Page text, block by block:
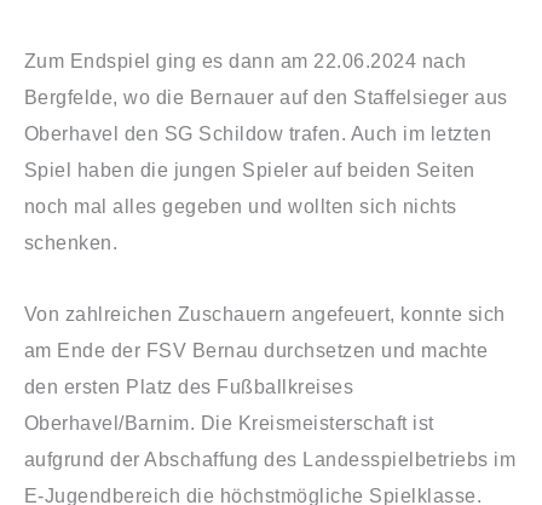
Zum Endspiel ging es dann am 22.06.2024 nach
Bergfelde, wo die Bernauer auf den Staffelsieger aus
Oberhavel den SG Schildow trafen. Auch im letzten
Spiel haben die jungen Spieler auf beiden Seiten
noch mal alles gegeben und wollten sich nichts
schenken.
Von zahlreichen Zuschauern angefeuert, konnte sich
am Ende der FSV Bernau durchsetzen und machte
den ersten Platz des Fußballkreises
Oberhavel/Barnim. Die Kreismeisterschaft ist
aufgrund der Abschaffung des Landesspielbetriebs im
E-Jugendbereich die höchstmögliche Spielklasse.